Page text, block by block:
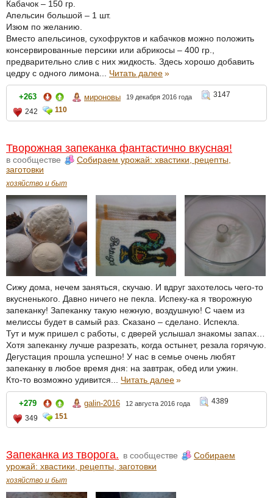
Кабачок – 150 гр.
Апельсин большой – 1 шт.
Изюм по желанию.
Вместо апельсинов, сухофруктов и кабачков можно положить
консервированные персики или абрикосы – 400 гр.,
предварительно слив с них жидкость. Здесь хорошо добавить
цедру с одного лимона... Читать далее»
+263 мироновы 19 декабря 2016 года
3147
242
110
Творожная запеканка фантастично вкусная!
в сообществе
Собираем урожай: хвастики, рецепты,
заготовки
хозяйство и быт
Сижу дома, нечем заняться, скучаю. И вдруг захотелось чего-то
вкусненького. Давно ничего не пекла. Испеку-ка я творожную
запеканку! Запеканку такую нежную, воздушную! С чаем из
мелиссы будет в самый раз. Сказано – сделано. Испекла.
Тут и муж пришел с работы, с дверей услышал знакомы запах…
Хотя запеканку лучше разрезать, когда остынет, резала горячую.
Дегустация прошла успешно! У нас в семье очень любят
запеканку в любое время дня: на завтрак, обед или ужин.
Кто-то возможно удивится... Читать далее»
+279 galin-2016 12 августа 2016 года
4389
349
151
Запеканка из творога. в сообществе
Собираем
урожай: хвастики, рецепты, заготовки
хозяйство и быт